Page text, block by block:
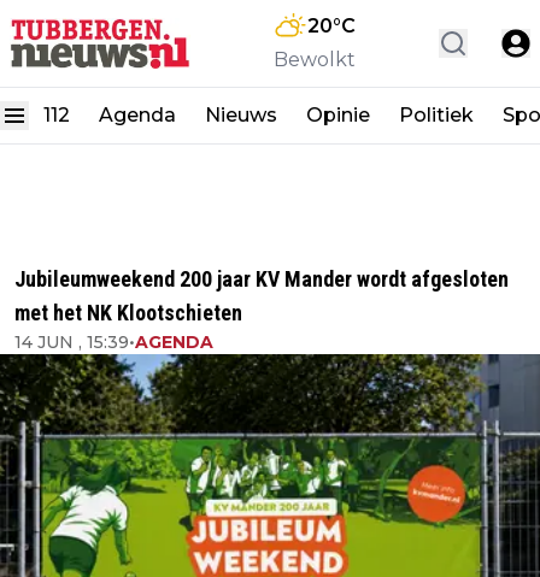
20°C
Bewolkt
112 Agenda Nieuws Opinie Politiek
Jubileumweekend 200 jaar KV Mander wordt afgesloten
met het NK Klootschieten
14 JUN , 15:39•AGENDA